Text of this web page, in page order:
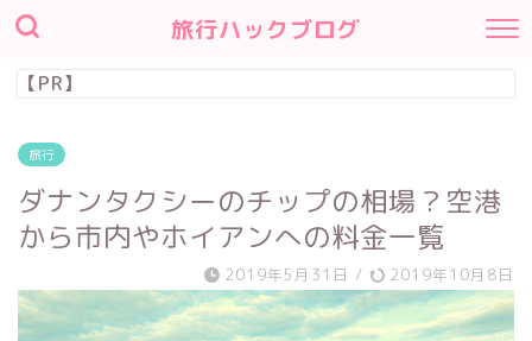
旅行ハックブログ
【PR】
旅行
ダナンタクシーのチップの相場？空港
から市内やホイアンへの料金一覧
2019年5月31日 / 2019年10月8日